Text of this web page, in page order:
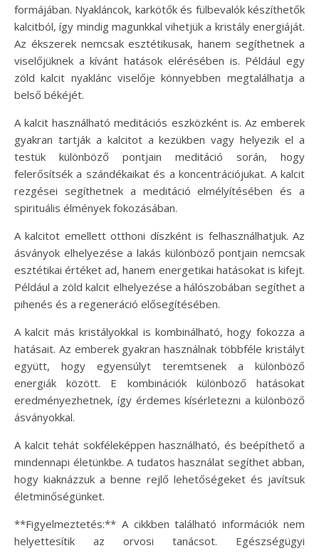
formájában. Nyakláncok, karkötők és fülbevalók készíthetők
kalcitból, így mindig magunkkal vihetjük a kristály energiáját.
Az ékszerek nemcsak esztétikusak, hanem segíthetnek a
viselőjüknek a kívánt hatások elérésében is. Például egy
zöld kalcit nyaklánc viselője könnyebben megtalálhatja a
belső békéjét.
A kalcit használható meditációs eszközként is. Az emberek
gyakran tartják a kalcitot a kezükben vagy helyezik el a
testük különböző pontjain meditáció során, hogy
felerősítsék a szándékaikat és a koncentrációjukat. A kalcit
rezgései segíthetnek a meditáció elmélyítésében és a
spirituális élmények fokozásában.
A kalcitot emellett otthoni díszként is felhasználhatjuk. Az
ásványok elhelyezése a lakás különböző pontjain nemcsak
esztétikai értéket ad, hanem energetikai hatásokat is kifejt.
Például a zöld kalcit elhelyezése a hálószobában segíthet a
pihenés és a regeneráció elősegítésében.
A kalcit más kristályokkal is kombinálható, hogy fokozza a
hatásait. Az emberek gyakran használnak többféle kristályt
együtt, hogy egyensúlyt teremtsenek a különböző
energiák között. E kombinációk különböző hatásokat
eredményezhetnek, így érdemes kísérletezni a különböző
ásványokkal.
A kalcit tehát sokféleképpen használható, és beépíthető a
mindennapi életünkbe. A tudatos használat segíthet abban,
hogy kiaknázzuk a benne rejlő lehetőségeket és javítsuk
életminőségünket.
**Figyelmeztetés:** A cikkben található információk nem
helyettesítik az orvosi tanácsot. Egészségügyi